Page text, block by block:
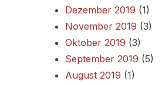
Dezember 2019 (1)
November 2019 (3)
Oktober 2019 (3)
September 2019 (5)
August 2019 (1)